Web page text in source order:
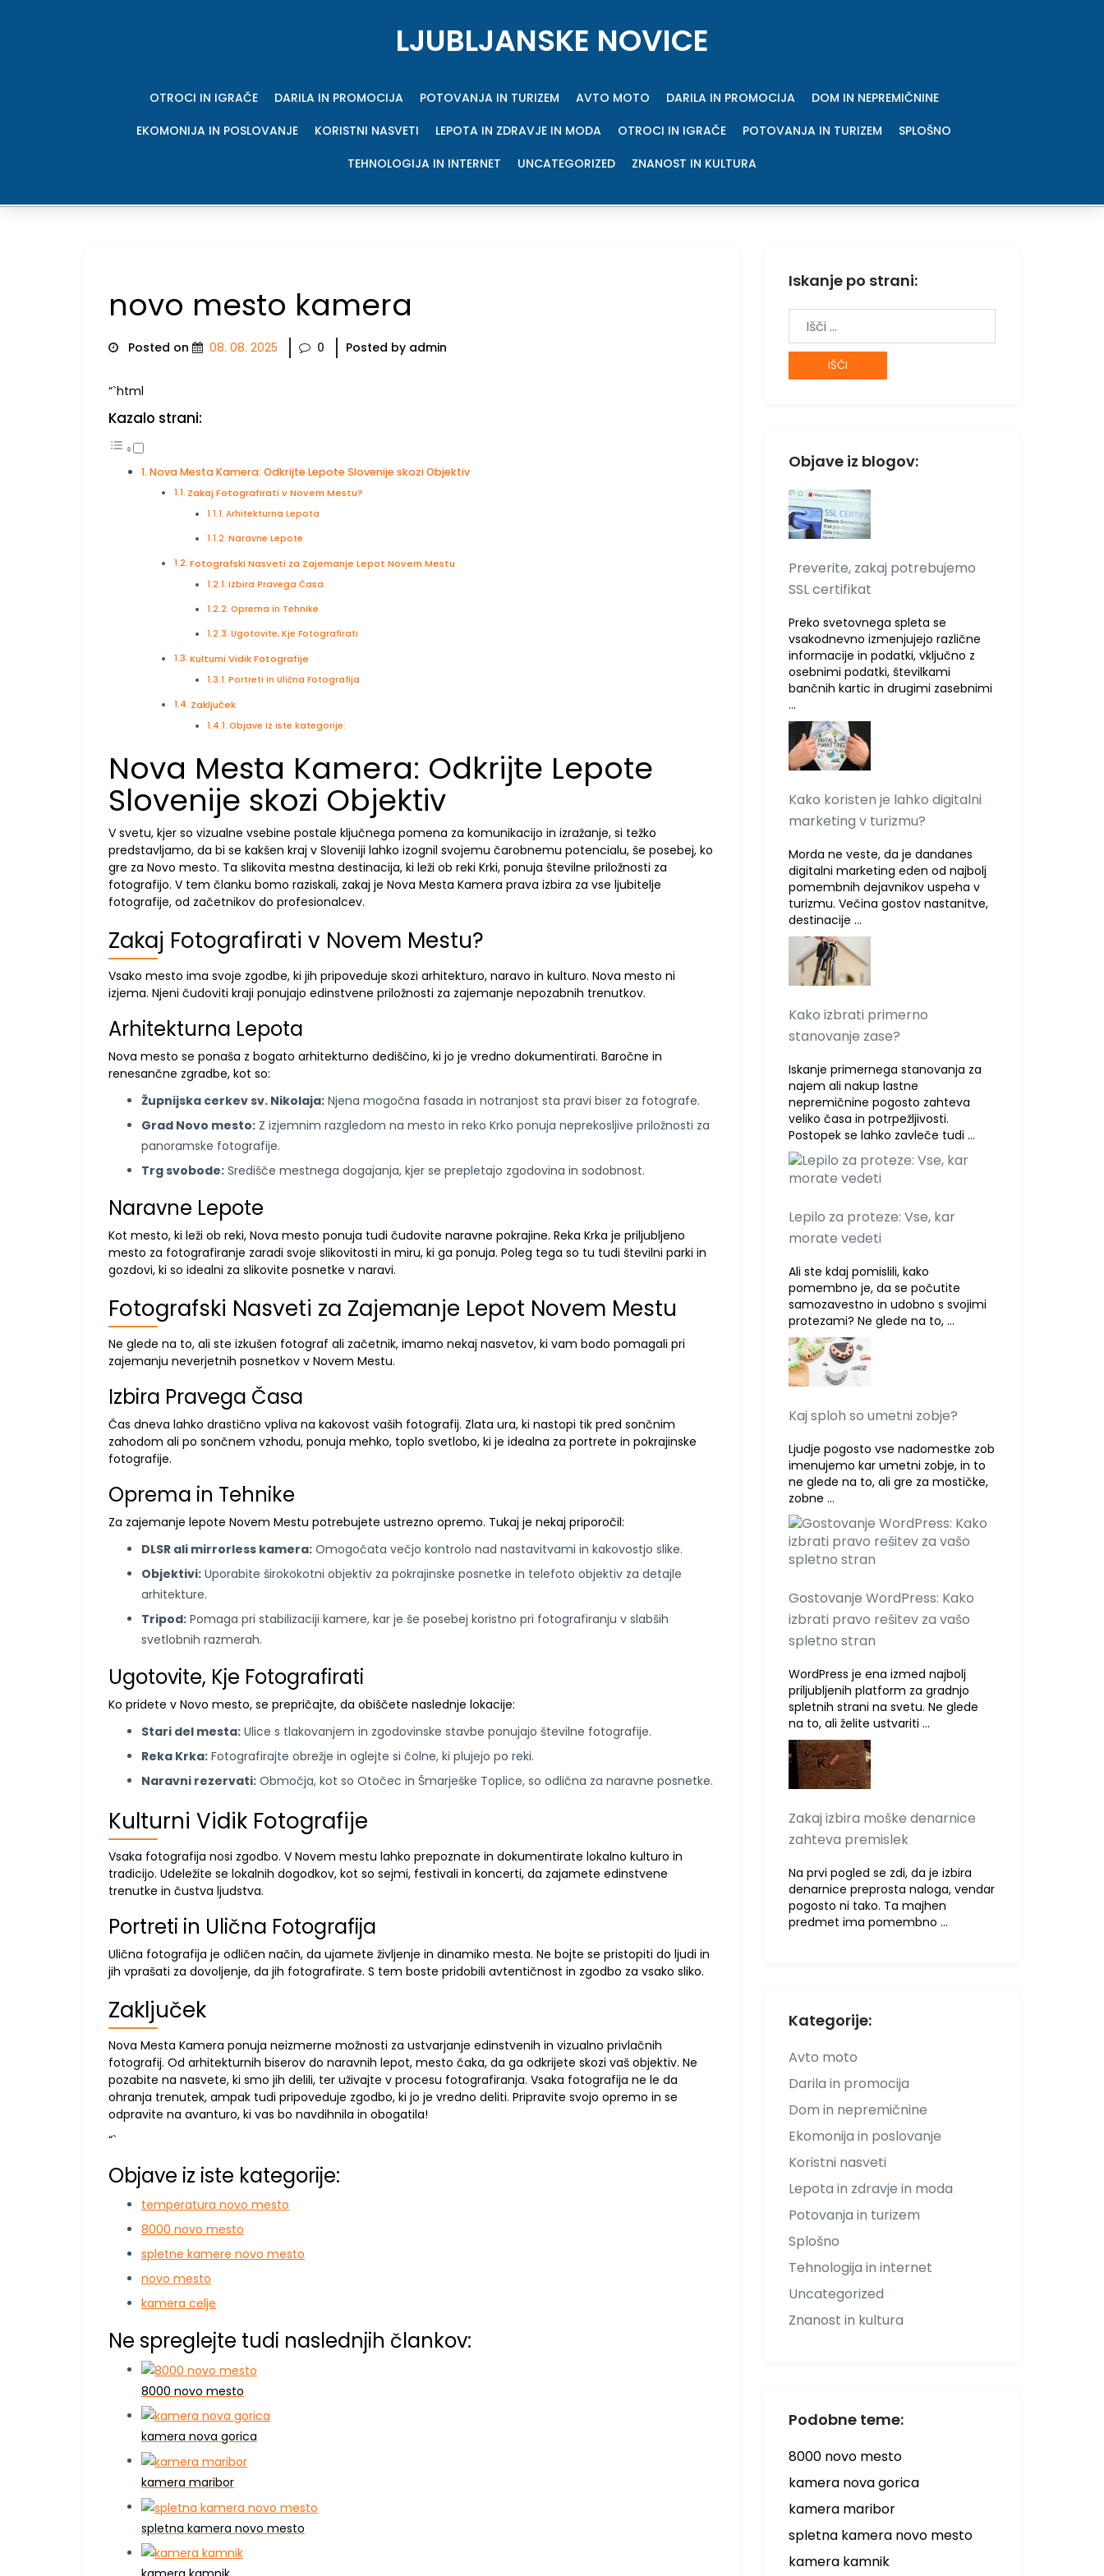
LJUBLJANSKE NOVICE
OTROCI IN IGRAČE DARILA IN PROMOCIJA POTOVANJA IN TURIZEM AVTO MOTO DARILA IN PROMOCIJA
DOM IN NEPREMIČNINE
EKOMONIJA IN POSLOVANJE
KORISTNI NASVETI LEPOTA IN ZDRAVJE IN MODA OTROCI IN IGRAČE POTOVANJA IN TURIZEM
SPLOŠNO
TEHNOLOGIJA IN INTERNET
UNCATEGORIZED ZNANOST IN KULTURA
novo mesto kamera
Posted on 08. 08. 2025 0 Posted by admin
“`html
Kazalo strani:
Nova Mesta Kamera: Odkrijte Lepote Slovenije skozi Objektiv
Zakaj Fotografirati v Novem Mestu?
Arhitekturna Lepota
Naravne Lepote
Fotografski Nasveti za Zajemanje Lepot Novem Mestu
Izbira Pravega Časa
Oprema in Tehnike
Ugotovite, Kje Fotografirati
Kulturni Vidik Fotografije
Portreti in Ulična Fotografija
Zaključek
Objave iz iste kategorije:
Nova Mesta Kamera: Odkrijte Lepote
Slovenije skozi Objektiv
V svetu, kjer so vizualne vsebine postale ključnega pomena za komunikacijo in izražanje, si težko
predstavljamo, da bi se kakšen kraj v Sloveniji lahko izognil svojemu čarobnemu potencialu, še posebej, ko
gre za Novo mesto. Ta slikovita mestna destinacija, ki leži ob reki Krki, ponuja številne priložnosti za
fotografijo. V tem članku bomo raziskali, zakaj je Nova Mesta Kamera prava izbira za vse ljubitelje
fotografije, od začetnikov do profesionalcev.
Zakaj Fotografirati v Novem Mestu?
Vsako mesto ima svoje zgodbe, ki jih pripoveduje skozi arhitekturo, naravo in kulturo. Nova mesto ni
izjema. Njeni čudoviti kraji ponujajo edinstvene priložnosti za zajemanje nepozabnih trenutkov.
Arhitekturna Lepota
Nova mesto se ponaša z bogato arhitekturno dediščino, ki jo je vredno dokumentirati. Baročne in
renesančne zgradbe, kot so:
Župnijska cerkev sv. Nikolaja: Njena mogočna fasada in notranjost sta pravi biser za fotografe.
Grad Novo mesto: Z izjemnim razgledom na mesto in reko Krko ponuja neprekosljive priložnosti za
panoramske fotografije.
Trg svobode: Središče mestnega dogajanja, kjer se prepletajo zgodovina in sodobnost.
Naravne Lepote
Kot mesto, ki leži ob reki, Nova mesto ponuja tudi čudovite naravne pokrajine. Reka Krka je priljubljeno
mesto za fotografiranje zaradi svoje slikovitosti in miru, ki ga ponuja. Poleg tega so tu tudi številni parki in
gozdovi, ki so idealni za slikovite posnetke v naravi.
Fotografski Nasveti za Zajemanje Lepot Novem Mestu
Ne glede na to, ali ste izkušen fotograf ali začetnik, imamo nekaj nasvetov, ki vam bodo pomagali pri
zajemanju neverjetnih posnetkov v Novem Mestu.
Izbira Pravega Časa
Čas dneva lahko drastično vpliva na kakovost vaših fotografij. Zlata ura, ki nastopi tik pred sončnim
zahodom ali po sončnem vzhodu, ponuja mehko, toplo svetlobo, ki je idealna za portrete in pokrajinske
fotografije.
Oprema in Tehnike
Za zajemanje lepote Novem Mestu potrebujete ustrezno opremo. Tukaj je nekaj priporočil:
DLSR ali mirrorless kamera: Omogočata večjo kontrolo nad nastavitvami in kakovostjo slike.
Objektivi: Uporabite širokokotni objektiv za pokrajinske posnetke in telefoto objektiv za detajle
arhitekture.
Tripod: Pomaga pri stabilizaciji kamere, kar je še posebej koristno pri fotografiranju v slabših
svetlobnih razmerah.
Ugotovite, Kje Fotografirati
Ko pridete v Novo mesto, se prepričajte, da obiščete naslednje lokacije:
Stari del mesta: Ulice s tlakovanjem in zgodovinske stavbe ponujajo številne fotografije.
Reka Krka: Fotografirajte obrežje in oglejte si čolne, ki plujejo po reki.
Naravni rezervati: Območja, kot so Otočec in Šmarješke Toplice, so odlična za naravne posnetke.
Kulturni Vidik Fotografije
Vsaka fotografija nosi zgodbo. V Novem mestu lahko prepoznate in dokumentirate lokalno kulturo in
tradicijo. Udeležite se lokalnih dogodkov, kot so sejmi, festivali in koncerti, da zajamete edinstvene
trenutke in čustva ljudstva.
Portreti in Ulična Fotografija
Ulična fotografija je odličen način, da ujamete življenje in dinamiko mesta. Ne bojte se pristopiti do ljudi in
jih vprašati za dovoljenje, da jih fotografirate. S tem boste pridobili avtentičnost in zgodbo za vsako sliko.
Zaključek
Nova Mesta Kamera ponuja neizmerne možnosti za ustvarjanje edinstvenih in vizualno privlačnih
fotografij. Od arhitekturnih biserov do naravnih lepot, mesto čaka, da ga odkrijete skozi vaš objektiv. Ne
pozabite na nasvete, ki smo jih delili, ter uživajte v procesu fotografiranja. Vsaka fotografija ne le da
ohranja trenutek, ampak tudi pripoveduje zgodbo, ki jo je vredno deliti. Pripravite svojo opremo in se
odpravite na avanturo, ki vas bo navdihnila in obogatila!
“`
Objave iz iste kategorije:
temperatura novo mesto
8000 novo mesto
spletne kamere novo mesto
novo mesto
kamera celje
Ne spreglejte tudi naslednjih člankov:
8000 novo mesto
kamera nova gorica
kamera maribor
spletna kamera novo mesto
Iskanje po strani:
Išči:
Objave iz blogov:
Preverite, zakaj potrebujemo
SSL certifikat
Preko svetovnega spleta se
vsakodnevno izmenjujejo različne
informacije in podatki, vključno z
osebnimi podatki, številkami
bančnih kartic in drugimi zasebnimi
…
Kako koristen je lahko digitalni
marketing v turizmu?
Morda ne veste, da je dandanes
digitalni marketing eden od najbolj
pomembnih dejavnikov uspeha v
turizmu. Večina gostov nastanitve,
destinacije …
Kako izbrati primerno
stanovanje zase?
Iskanje primernega stanovanja za
najem ali nakup lastne
nepremičnine pogosto zahteva
veliko časa in potrpežljivosti.
Postopek se lahko zavleče tudi …
Lepilo za proteze: Vse, kar
morate vedeti
Ali ste kdaj pomislili, kako
pomembno je, da se počutite
samozavestno in udobno s svojimi
protezami? Ne glede na to, …
Kaj sploh so umetni zobje?
Ljudje pogosto vse nadomestke zob
imenujemo kar umetni zobje, in to
ne glede na to, ali gre za mostičke,
zobne …
Gostovanje WordPress: Kako
izbrati pravo rešitev za vašo
spletno stran
WordPress je ena izmed najbolj
priljubljenih platform za gradnjo
spletnih strani na svetu. Ne glede
na to, ali želite ustvariti …
Zakaj izbira moške denarnice
zahteva premislek
Na prvi pogled se zdi, da je izbira
denarnice preprosta naloga, vendar
pogosto ni tako. Ta majhen
predmet ima pomembno …
Kategorije:
Avto moto
Darila in promocija
Dom in nepremičnine
Ekomonija in poslovanje
Koristni nasveti
Lepota in zdravje in moda
Potovanja in turizem
Splošno
Tehnologija in internet
Uncategorized
Znanost in kultura
Podobne teme:
8000 novo mesto
kamera nova gorica
kamera maribor
spletna kamera novo mesto
kamera kamnik